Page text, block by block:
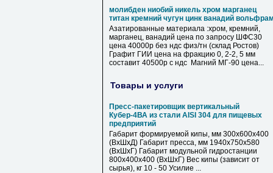
молибден ниобий никель хром марганец
титан кремний чугун цинк ванадий
Азатированные материала :хром, кремний,
марганец, ванадий цена по запросу ШФС30
цена 40000р без ндс физ/тн (склад Ростов)
Графит ГИИ цена на фракцию 0, 2-2, 5 мм
составит 40500р с ндс Магний МГ-90 цена...
Товары и услуги
Пресс-пакетировщик вертикальный
Кубер-4ВА из стали AISI 304 для пищевых
предприятий
Габарит формируемой кипы, мм 300х600х400
(ВхШхД) Габарит пресса, мм 1940х750х580
(ВхШхГ) Габарит модульной гидростанции
800х400х400 (ВхШхГ) Вес кипы (зависит от
сырья), кг 10 - 50 Усилие ...